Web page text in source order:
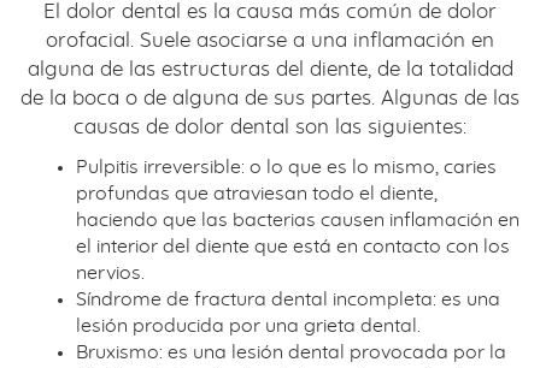
El dolor dental es la causa más común de dolor
orofacial. Suele asociarse a una inflamación en
alguna de las estructuras del diente, de la totalidad
de la boca o de alguna de sus partes. Algunas de las
causas de dolor dental son las siguientes:
Pulpitis irreversible: o lo que es lo mismo, caries
profundas que atraviesan todo el diente,
haciendo que las bacterias causen inflamación en
el interior del diente que está en contacto con los
nervios.
Síndrome de fractura dental incompleta: es una
lesión producida por una grieta dental.
Bruxismo: es una lesión dental provocada por la